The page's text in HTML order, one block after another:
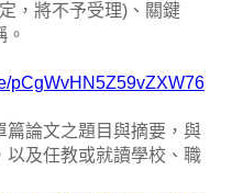
，將不予受理)、關鍵
。
pCgWvHN5Z59vZXW76
篇論文之題目與摘要，與
以及任教或就讀學校、職